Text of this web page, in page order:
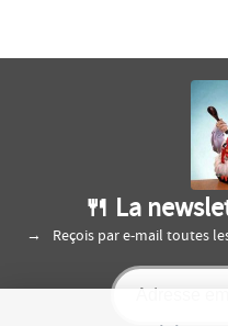
🍴 La
Reçois par e-mail toutes